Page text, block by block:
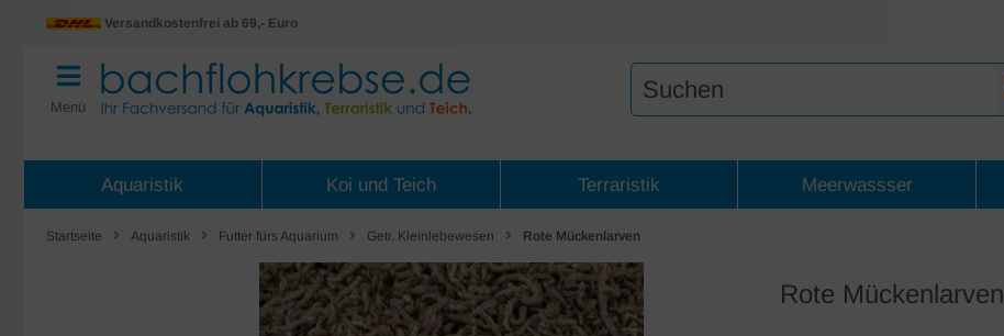
Versandkostenfrei ab 69,- Euro
Menü
Aquaristik Koi und Teich Terraristik Meerwassser
Startseite Aquaristik Futter fürs Aquarium Getr. Kleinlebewesen Rote Mückenlarven
Rote Mückenlarven